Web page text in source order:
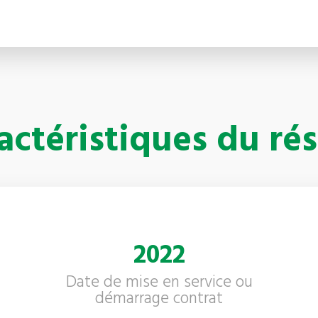
du
2022
Date de mise en service ou
démarrage contrat